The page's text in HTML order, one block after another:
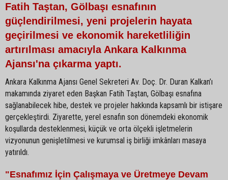
Fatih Taştan, Gölbaşı esnafının
güçlendirilmesi, yeni projelerin hayata
geçirilmesi ve ekonomik hareketliliğin
artırılması amacıyla Ankara Kalkınma
Ajansı'na çıkarma yaptı.
Ankara Kalkınma Ajansı Genel Sekreteri Av. Doç. Dr. Duran Kalkan’ı
makamında ziyaret eden Başkan Fatih Taştan, Gölbaşı esnafına
sağlanabilecek hibe, destek ve projeler hakkında kapsamlı bir istişare
gerçekleştirdi. Ziyarette, yerel esnafın son dönemdeki ekonomik
koşullarda desteklenmesi, küçük ve orta ölçekli işletmelerin
vizyonunun genişletilmesi ve kurumsal iş birliği imkânları masaya
yatırıldı.
"Esnafımız İçin Çalışmaya ve Üretmeye Devam